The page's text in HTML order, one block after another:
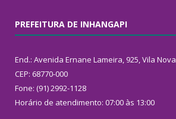
PREFEITURA DE INHANGAPI
End.: Avenida Ernane Lameira, 925, Vila Nova
CEP: 68770-000
Fone: (91) 2992-1128
Horário de atendimento: 07:00 às 13:00